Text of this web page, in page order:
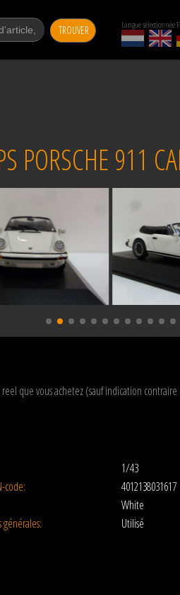
TROUVER Langue sélectionnée
911
que vous achetez (sauf indication
1/43
code: 4012138031617
White
Utilisé